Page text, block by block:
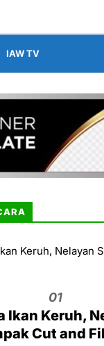
IAW TV
01
Ikan Keruh,
Cut and